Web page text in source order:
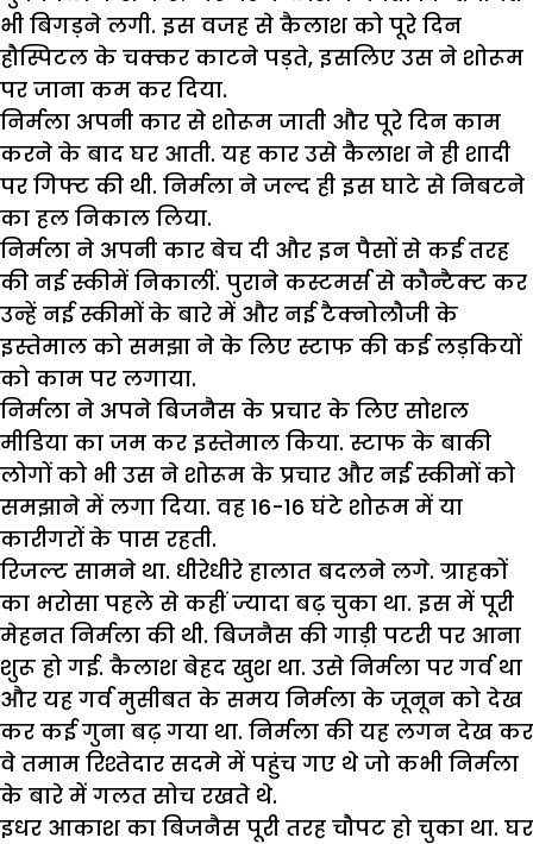
भी बिगड़ने लगी. इस वजह से कैलाश को पूरे दिन
हौस्पिटल के चक्कर काटने पड़ते, इसलिए उस ने शोरूम
पर जाना कम कर दिया.
निर्मला अपनी कार से शोरूम जाती और पूरे दिन काम
करने के बाद घर आती. यह कार उसे कैलाश ने ही शादी
पर गिफ्ट की थी. निर्मला ने जल्द ही इस घाटे से निबटने
का हल निकाल लिया.
निर्मला ने अपनी कार बेच दी और इन पैसों से कई तरह
की नई स्कीमें निकालीं. पुराने कस्टमर्स से कौन्टैक्ट कर
उन्हें नई स्कीमों के बारे में और नई टैक्नोलौजी के
इस्तेमाल को समझा ने के लिए स्टाफ की कई लड़कियों
को काम पर लगाया.
निर्मला ने अपने बिजनैस के प्रचार के लिए सोशल
मीडिया का जम कर इस्तेमाल किया. स्टाफ के बाकी
लोगों को भी उस ने शोरूम के प्रचार और नई स्कीमों को
समझाने में लगा दिया. वह 16-16 घंटे शोरूम में या
कारीगरों के पास रहती.
रिजल्ट सामने था. धीरेधीरे हालात बदलने लगे. ग्राहकों
का भरोसा पहले से कहीं ज्यादा बढ़ चुका था. इस में पूरी
मेहनत निर्मला की थी. बिजनैस की गाड़ी पटरी पर आना
शुरू हो गई. कैलाश बेहद खुश था. उसे निर्मला पर गर्व था
और यह गर्व मुसीबत के समय निर्मला के जूनून को देख
कर कई गुना बढ़ गया था. निर्मला की यह लगन देख कर
वे तमाम रिश्तेदार सदमे में पहुंच गए थे जो कभी निर्मला
के बारे में गलत सोच रखते थे.
इधर आकाश का बिजनैस पूरी तरह चौपट हो चुका था. घर